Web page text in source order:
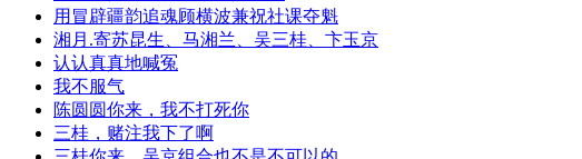
用冒辟疆韵追魂顾横波兼祝社课夺魁
湘月.寄苏昆生、马湘兰、吴三桂、卞玉京
认认真真地喊冤
我不服气
陈圆圆你来，我不打死你
三桂，赌注我下了啊